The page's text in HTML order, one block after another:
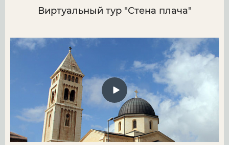
Виртуальный тур "Стена плача"